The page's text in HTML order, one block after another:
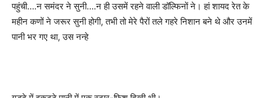
पहुंची….न समंदर ने सुनी….न ही उसमें रहने वाली डॉल्फिनों ने। हां शायद रेत के
महीन कणों ने जरूर सुनी होगी,तभी तो मेरे पैरों तले गहरे निशान बने थे और उनमें
पानी भर गए था,उस नन्हे